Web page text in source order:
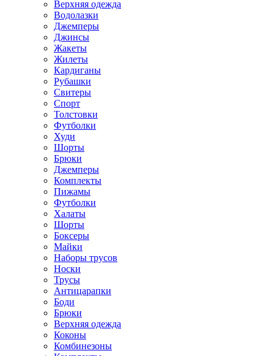
Верхняя одежда
Водолазки
Джемперы
Джинсы
Жакеты
Жилеты
Кардиганы
Рубашки
Свитеры
Спорт
Толстовки
Футболки
Худи
Шорты
Брюки
Джемперы
Комплекты
Пижамы
Футболки
Халаты
Шорты
Боксеры
Майки
Наборы трусов
Носки
Трусы
Антицарапки
Боди
Брюки
Верхняя одежда
Коконы
Комбинезоны